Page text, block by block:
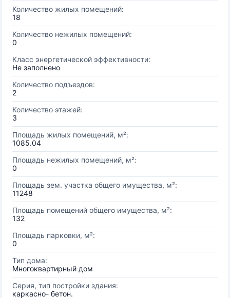
Количество жилых помещений:
18
Количество нежилых помещений:
0
Класс энергетической эффективности:
Не заполнено
Количество подъездов:
2
Количество этажей:
3
Площадь жилых помещений, м²:
1085.04
Площадь нежилых помещений, м²:
0
Площадь зем. участка общего имущества, м²:
11248
Площадь помещений общего имущества, м²:
132
Площадь парковки, м²:
0
Тип дома:
Многоквартирный дом
Серия, тип постройки здания:
каркасно- бетон.